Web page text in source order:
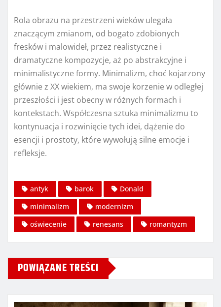
Rola obrazu na przestrzeni wieków ulegała
znaczącym zmianom, od bogato zdobionych
fresków i malowideł, przez realistyczne i
dramatyczne kompozycje, aż po abstrakcyjne i
minimalistyczne formy. Minimalizm, choć kojarzony
głównie z XX wiekiem, ma swoje korzenie w odległej
przeszłości i jest obecny w różnych formach i
kontekstach. Współczesna sztuka minimalizmu to
kontynuacja i rozwinięcie tych idei, dążenie do
esencji i prostoty, które wywołują silne emocje i
refleksje.
antyk barok
Donald
minimalizm
modernizm
oświecenie
renesans romantyzm
POWIĄZANE TREŚCI